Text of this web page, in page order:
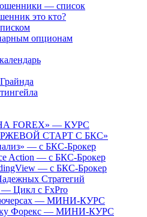
— список
это кто?
опционам
FOREX» — КУРС
СТАРТ С БКС»
— с БКС-Брокер
Action — с БКС-Брокер
— с БКС-Брокер
Стратегий
— Цикл с FxPro
— МИНИ-КУРС
Форекс — МИНИ-КУРС